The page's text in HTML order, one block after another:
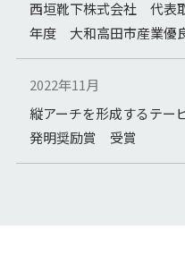
西垣靴下株式会社 代表
年度 大和高田市産業優
2022年11月
縦アーチを形成するテ
発明奨励賞 受賞